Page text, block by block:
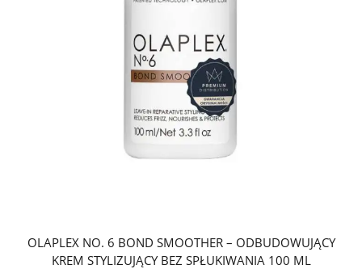
OLAPLEX NO. 6 BOND SMOOTHER – ODBUDOWUJĄCY
KREM STYLIZUJĄCY BEZ SPŁUKIWANIA 100 ML